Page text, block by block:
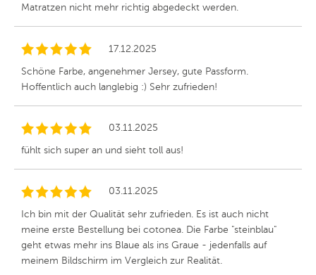
Matratzen nicht mehr richtig abgedeckt werden.
17.12.2025
Schöne Farbe, angenehmer Jersey, gute Passform.
Hoffentlich auch langlebig :) Sehr zufrieden!
03.11.2025
fühlt sich super an und sieht toll aus!
03.11.2025
Ich bin mit der Qualität sehr zufrieden. Es ist auch nicht
meine erste Bestellung bei cotonea. Die Farbe "steinblau"
geht etwas mehr ins Blaue als ins Graue - jedenfalls auf
meinem Bildschirm im Vergleich zur Realität.